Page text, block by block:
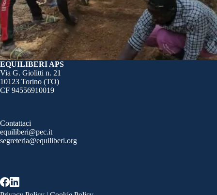
EQUILIBERI APS
Via G. Giolitti n. 21
10123 Torino (TO)
CF 94556910019
Contattaci
equiliberi@pec.it
segreteria@equiliberi.org